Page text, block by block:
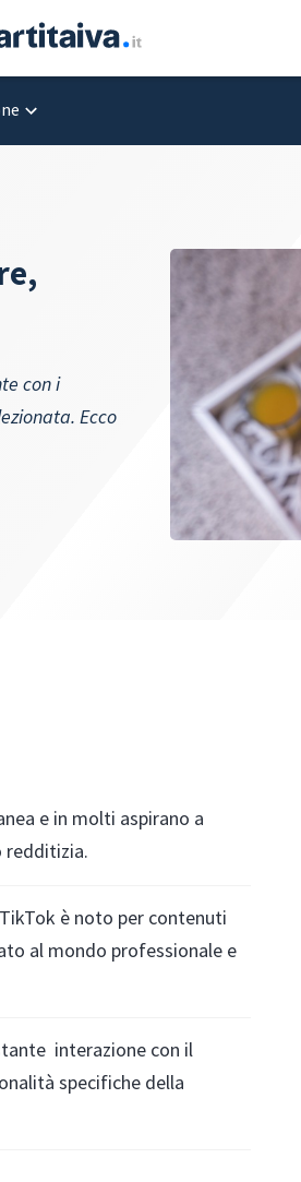
con i
Ecco
e in molti aspirano a
redditizia.
è noto per contenuti
al mondo professionale e
interazione con il
specifiche della